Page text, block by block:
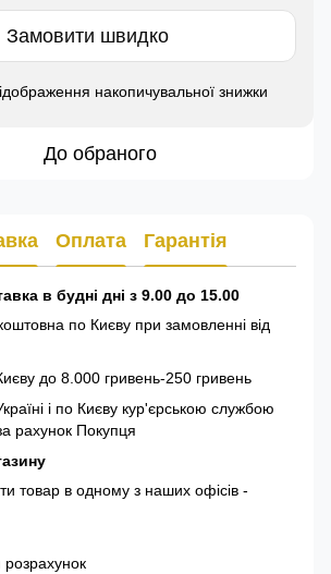
Замовити швидко
накопичувальної знижки
До обраного
Оплата Гарантія
в будні дні з 9.00 до 15.00
по Києву при замовленні від
до 8.000 гривень-250 гривень
і по Києву кур'єрською службою
рахунок Покупця
товар в одному з наших офісів -
розрахунок